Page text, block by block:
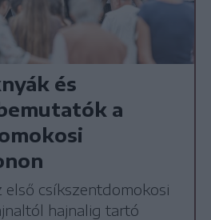
és
a
első csíkszentdomokosi
hajnalig tartó